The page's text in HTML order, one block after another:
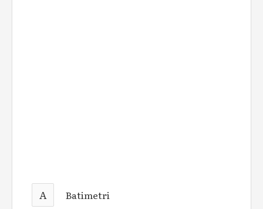
A Batimetri